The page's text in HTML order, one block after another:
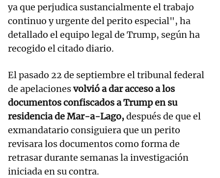
ya que perjudica sustancialmente el trabajo
continuo y urgente del perito especial", ha
detallado el equipo legal de Trump, según ha
recogido el citado diario.
El pasado 22 de septiembre el tribunal federal
de apelacionesvolvió a dar acceso a los
documentos confiscados a Trump en su
residencia de Mar-a-Lago,después de que el
exmandatario consiguiera que un perito
revisara los documentos como forma de
retrasar durante semanas la investigación
iniciada en su contra.